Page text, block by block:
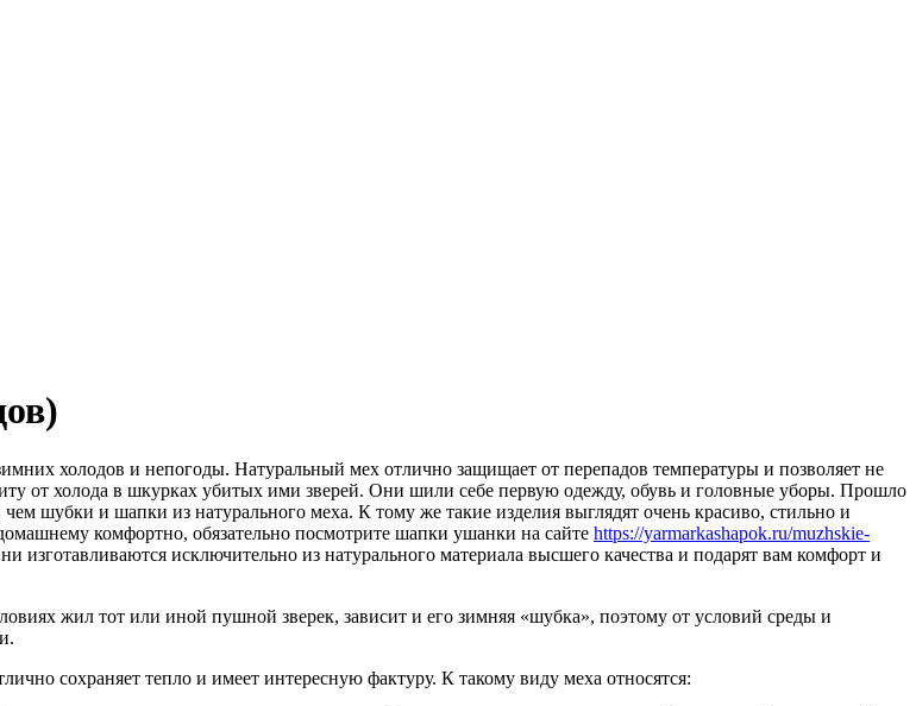
холодов и непогоды. Натуральный мех отлично защищает от перепадов температуры и позволяет не
от холода в шкурках убитых ими зверей. Они шили себе первую одежду, обувь и головные уборы. Прошло
шубки и шапки из натурального меха. К тому же такие изделия выглядят очень красиво, стильно и
комфортно, обязательно посмотрите шапки ушанки на сайте https://yarmarkashapok.ru/muzhskie-
изготавливаются исключительно из натурального материала высшего качества и подарят вам комфорт и
жил тот или иной пушной зверек, зависит и его зимняя «шубка», поэтому от условий среды и
сохраняет тепло и имеет интересную фактуру. К такому виду меха относятся: